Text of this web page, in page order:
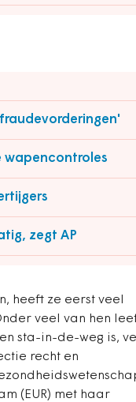
wapencontroles
zegt AP
heeft ze eerst veel
veel van hen
sta-in-de-weg is,
recht en
(EUR) met haar